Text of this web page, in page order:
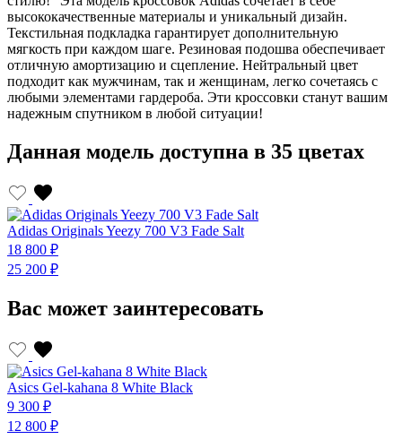
высококачественные материалы и уникальный дизайн.
Текстильная подкладка гарантирует дополнительную
мягкость при каждом шаге. Резиновая подошва обеспечивает
отличную амортизацию и сцепление. Нейтральный цвет
подходит как мужчинам, так и женщинам, легко сочетаясь с
любыми элементами гардероба. Эти кроссовки станут вашим
надежным спутником в любой ситуации!
Данная модель доступна в 35 цветах
Adidas Originals Yeezy 700 V3 Fade Salt
18 800 ₽
25 200 ₽
Вас может заинтересовать
Asics Gel-kahana 8 White Black
9 300 ₽
12 800 ₽